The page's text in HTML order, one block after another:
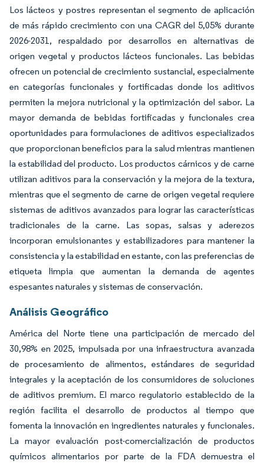
Los lácteos y postres representan el segmento de aplicación
de más rápido crecimiento con una CAGR del 5,05% durante
2026-2031, respaldado por desarrollos en alternativas de
origen vegetal y productos lácteos funcionales. Las bebidas
ofrecen un potencial de crecimiento sustancial, especialmente
en categorías funcionales y fortificadas donde los aditivos
permiten la mejora nutricional y la optimización del sabor. La
mayor demanda de bebidas fortificadas y funcionales crea
oportunidades para formulaciones de aditivos especializados
que proporcionan beneficios para la salud mientras mantienen
la estabilidad del producto. Los productos cárnicos y de carne
utilizan aditivos para la conservación y la mejora de la textura,
mientras que el segmento de carne de origen vegetal requiere
sistemas de aditivos avanzados para lograr las características
tradicionales de la carne. Las sopas, salsas y aderezos
incorporan emulsionantes y estabilizadores para mantener la
consistencia y la estabilidad en estante, con las preferencias de
etiqueta limpia que aumentan la demanda de agentes
espesantes naturales y sistemas de conservación.
Análisis Geográfico
América del Norte tiene una participación de mercado del
30,98% en 2025, impulsada por una infraestructura avanzada
de procesamiento de alimentos, estándares de seguridad
integrales y la aceptación de los consumidores de soluciones
de aditivos premium. El marco regulatorio establecido de la
región facilita el desarrollo de productos al tiempo que
fomenta la innovación en ingredientes naturales y funcionales.
La mayor evaluación post-comercialización de productos
químicos alimentarios por parte de la FDA demuestra el